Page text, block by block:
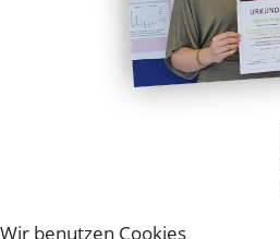
Wir benutzen Cookies